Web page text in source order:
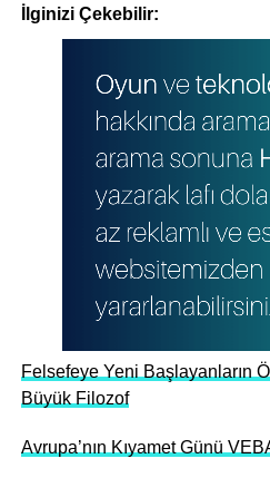
İlginizi Çekebilir:
Felsefeye Yeni Başlayanların
Büyük Filozof
Avrupa’nın Kıyamet Günü